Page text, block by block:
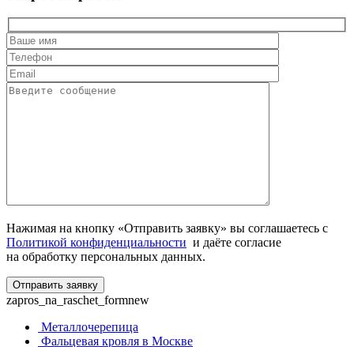
Нажимая на кнопку «Отправить заявку» вы соглашаетесь с
Политикой конфиденциальности и даёте согласие
на обработку персональных данных.
zapros_na_raschet_formnew
Металлочерепица
Фальцевая кровля в Москве